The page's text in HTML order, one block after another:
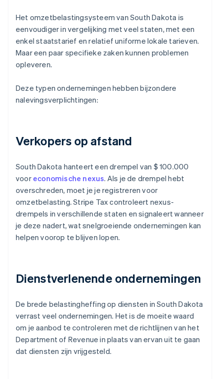
Het omzetbelastingsysteem van South Dakota is
eenvoudiger in vergelijking met veel staten, met een
enkel staatstarief en relatief uniforme lokale tarieven.
Maar een paar specifieke zaken kunnen problemen
opleveren.
Deze typen ondernemingen hebben bijzondere
nalevingsverplichtingen:
Verkopers op afstand
South Dakota hanteert een drempel van $ 100.000
voor economische nexus. Als je de drempel hebt
overschreden, moet je je registreren voor
omzetbelasting. Stripe Tax controleert nexus-
drempels in verschillende staten en signaleert wanneer
je deze nadert, wat snelgroeiende ondernemingen kan
helpen voorop te blijven lopen.
Dienstverlenende ondernemingen
De brede belastingheffing op diensten in South Dakota
verrast veel ondernemingen. Het is de moeite waard
om je aanbod te controleren met de richtlijnen van het
Department of Revenue in plaats van ervan uit te gaan
dat diensten zijn vrijgesteld.